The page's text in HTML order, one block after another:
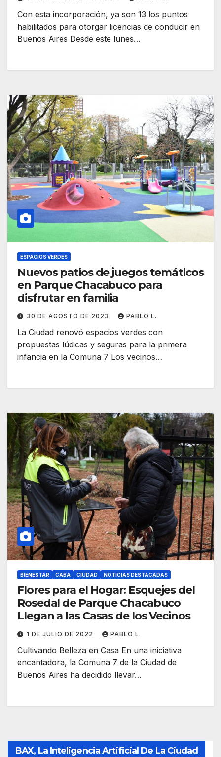
Con esta incorporación, ya son 13 los puntos
habilitados para otorgar licencias de conducir en
Buenos Aires Desde este lunes…
ESPACIOS VERDES
Nuevos patios de juegos temáticos
en Parque Chacabuco para
disfrutar en familia
30 DE AGOSTO DE 2023 PABLO L.
La Ciudad renovó espacios verdes con
propuestas lúdicas y seguras para la primera
infancia en la Comuna 7 Los vecinos…
BIENESTAR CABA CIUDAD NOTICIAS DESTACADAS
Flores para el Hogar: Esquejes del
Rosedal de Parque Chacabuco
Llegan a las Casas de los Vecinos
1 DE JULIO DE 2022 PABLO L.
Cultivando Belleza en Casa En una iniciativa
encantadora, la Comuna 7 de la Ciudad de
Buenos Aires ha decidido llevar…
BAX, La Inteligencia Artificial De La Ciudad